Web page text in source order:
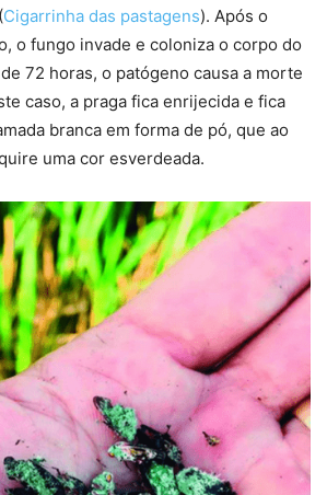
(Cigarrinha das pastagens). Após o
o fungo invade e coloniza o corpo do
72 horas, o patógeno causa a morte
caso, a praga fica enrijecida e fica
branca em forma de pó, que ao
uma cor esverdeada.